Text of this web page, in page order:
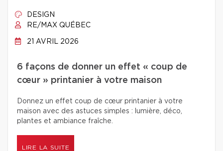
DESIGN
RE/MAX QUÉBEC
21 AVRIL 2026
6 façons de donner un effet « coup de
cœur » printanier à votre maison
Donnez un effet coup de cœur printanier à votre
maison avec des astuces simples : lumière, déco,
plantes et ambiance fraîche.
LIRE LA SUITE